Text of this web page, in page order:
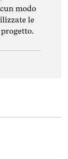
modo
le